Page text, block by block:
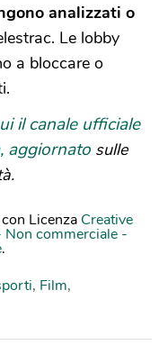
analizzati o
Le lobby
a bloccare o
il canale ufficiale
aggiornato sulle
Licenza Creative
commerciale -
.
, Film,